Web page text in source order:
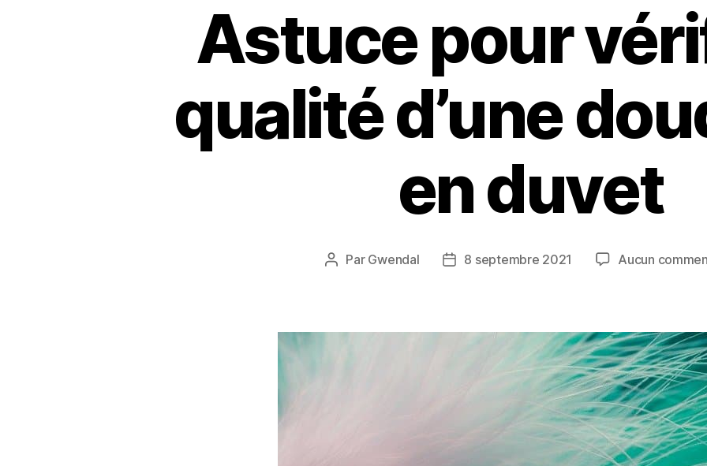
Astuce pour
qualité d’une
en duvet
Auteur
Par Gwendal
Date8 septembre 2021 Aucun